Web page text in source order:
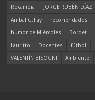
Rocamora
JORGE RUBÉN DÍAZ
Aníbal Gallay
recomendados
humor de Miércoles
Bordet
Lauritto
Docentes fútbol
VALENTÍN BISOGNI
Ambiente